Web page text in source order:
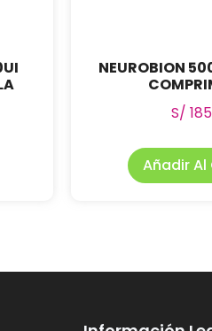
NEUROBION
S/
Añadir